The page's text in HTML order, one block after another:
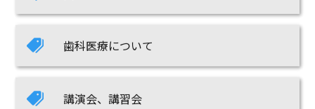
歯科医療について
講演会、講習会